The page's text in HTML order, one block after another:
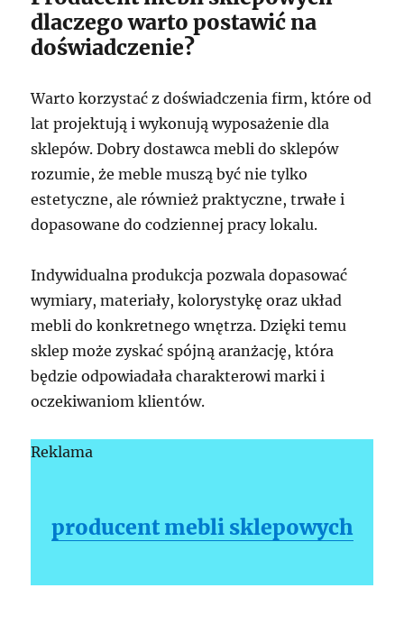
dlaczego warto postawić na
doświadczenie?
Warto korzystać z doświadczenia firm, które od
lat projektują i wykonują wyposażenie dla
sklepów. Dobry dostawca mebli do sklepów
rozumie, że meble muszą być nie tylko
estetyczne, ale również praktyczne, trwałe i
dopasowane do codziennej pracy lokalu.
Indywidualna produkcja pozwala dopasować
wymiary, materiały, kolorystykę oraz układ
mebli do konkretnego wnętrza. Dzięki temu
sklep może zyskać spójną aranżację, która
będzie odpowiadała charakterowi marki i
oczekiwaniom klientów.
Reklama
producent mebli sklepowych